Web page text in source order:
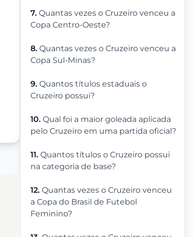
7. Quantas vezes o Cruzeiro venceu a
Copa Centro-Oeste?
8. Quantas vezes o Cruzeiro venceu a
Copa Sul-Minas?
9. Quantos títulos estaduais o
Cruzeiro possui?
10. Qual foi a maior goleada aplicada
pelo Cruzeiro em uma partida oficial?
11. Quantos títulos o Cruzeiro possui
na categoria de base?
12. Quantas vezes o Cruzeiro venceu
a Copa do Brasil de Futebol
Feminino?